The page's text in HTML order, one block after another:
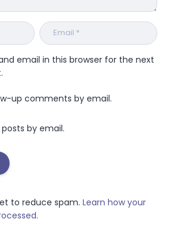
email in this browser for the next
up comments by email.
by email.
to reduce spam. Learn how your